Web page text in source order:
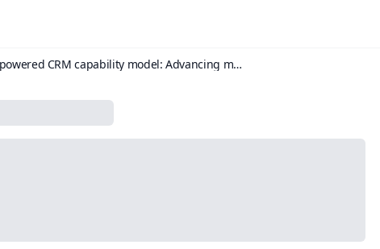
AI-powered CRM capability model: Advancing marketing ambidexterity, profitability and competitive performance